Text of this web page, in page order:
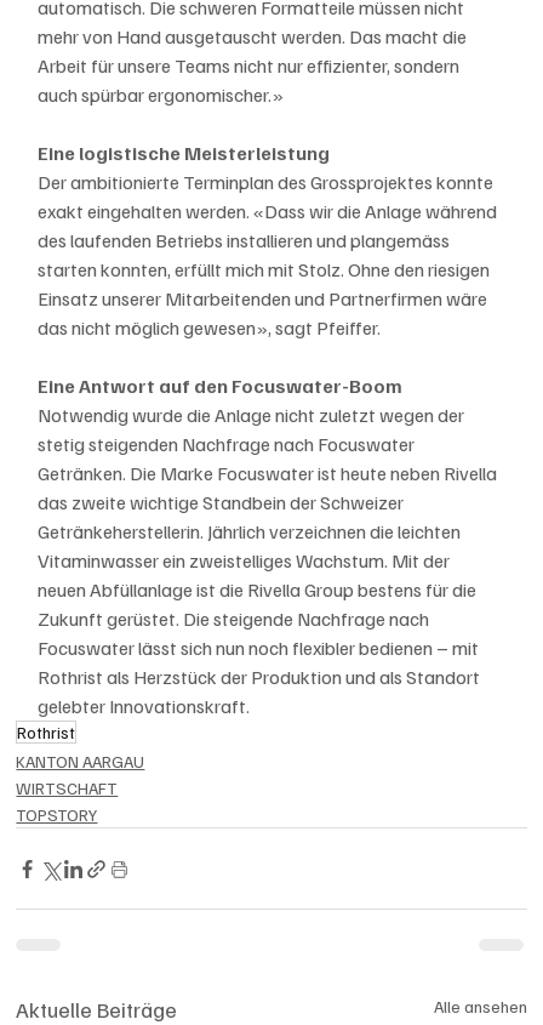
automatisch. Die schweren Formatteile müssen nicht
mehr von Hand ausgetauscht werden. Das macht die
Arbeit für unsere Teams nicht nur effizienter, sondern
auch spürbar ergonomischer.»
Eine logistische Meisterleistung
Der ambitionierte Terminplan des Grossprojektes konnte
exakt eingehalten werden. «Dass wir die Anlage während
des laufenden Betriebs installieren und plangemäss
starten konnten, erfüllt mich mit Stolz. Ohne den riesigen
Einsatz unserer Mitarbeitenden und Partnerfirmen wäre
das nicht möglich gewesen», sagt Pfeiffer.
Eine Antwort auf den Focuswater-Boom
Notwendig wurde die Anlage nicht zuletzt wegen der
stetig steigenden Nachfrage nach Focuswater
Getränken. Die Marke Focuswater ist heute neben Rivella
das zweite wichtige Standbein der Schweizer
Getränkeherstellerin. Jährlich verzeichnen die leichten
Vitaminwasser ein zweistelliges Wachstum. Mit der
neuen Abfüllanlage ist die Rivella Group bestens für die
Zukunft gerüstet. Die steigende Nachfrage nach
Focuswater lässt sich nun noch flexibler bedienen – mit
Rothrist als Herzstück der Produktion und als Standort
gelebter Innovationskraft.
Rothrist
KANTON AARGAU
WIRTSCHAFT
TOPSTORY
Aktuelle Beiträge Alle ansehen